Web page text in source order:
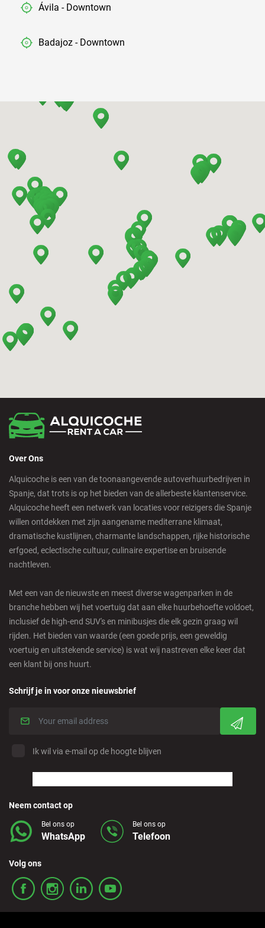
Ávila - Downtown
Badajoz - Downtown
Barcelona - El Prat
Barcelona - Mataro
Barcelona - Terrassa
Benidorm - Downtown
Bilbao - Barakaldo
Bilbao - Airport
Calpe - Downtown
Castelldefels - City
Castellon - Train Station
Castro Urdiales - City
Ciudad Real - Downtown
Cordoba - Downtown
Corralejo - Fuerteventura
Crevillente - City
Fuerteventura - Airport
Granada - Downtown
Granada - Downtown
Over Ons
Alquicoche is een van de toonaangevende autoverhuurbedrijven in
Spanje, dat trots is op het bieden van de allerbeste klantenservice.
Alquicoche heeft een netwerk van locaties voor reizigers die Spanje
willen ontdekken met zijn aangename mediterrane klimaat,
dramatische kustlijnen, charmante landschappen, rijke historische
erfgoed, eclectische cultuur, culinaire expertise en bruisende
nachtleven.
Met een van de nieuwste en meest diverse wagenparken in de
branche hebben wij het voertuig dat aan elke huurbehoefte voldoet,
inclusief de high-end SUV's en minibusjes die elk gezin graag wil
rijden. Het bieden van waarde (een goede prijs, een geweldig
voertuig en uitstekende service) is wat wij nastreven elke keer dat
een klant bij ons huurt.
Schrijf je in voor onze nieuwsbrief
Ik wil via e-mail op de hoogte blijven
Neem contact op
Bel ons op
WhatsApp
Bel ons op
Telefoon
Volg ons